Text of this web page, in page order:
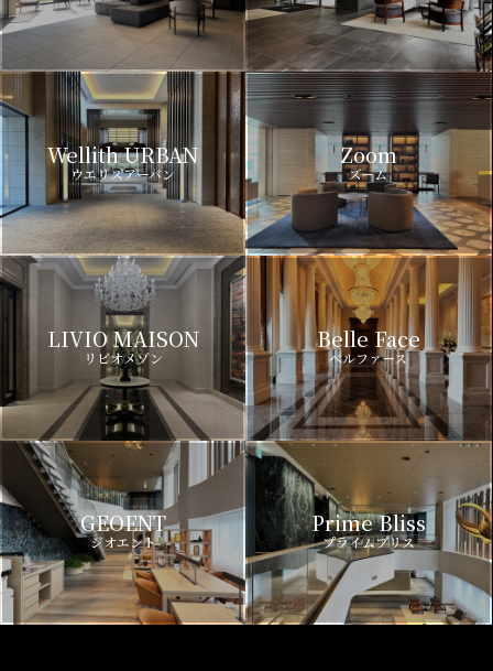
Wellith URBAN
ウエリスアーバン
Zoom
ズーム
LIVIO MAISON
リビオメゾン
Belle Face
ベルファース
GEOENT
ジオエント
Prime Bliss
プライムブリス